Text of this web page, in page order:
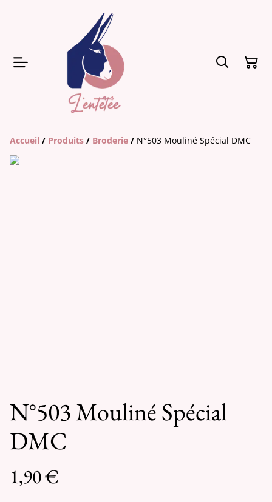
Accueil / Produits / Broderie / N°503 Mouliné Spécial DMC
N°503 Mouliné Spécial
DMC
1,90 €